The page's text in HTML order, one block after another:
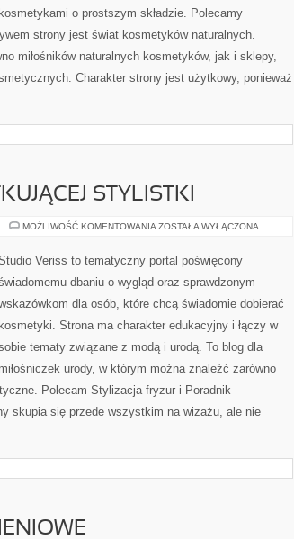
kosmetykami o prostszym składzie. Polecamy
strony jest świat kosmetyków naturalnych.
miłośników naturalnych kosmetyków, jak i sklepy,
Charakter strony jest użytkowy, ponieważ
STYLISTKI
MOŻLIWOŚĆ KOMENTOWANIA PORADNIK
ZOSTAŁA WYŁĄCZONA
Veriss to tematyczny portal poświęcony
dbaniu o wygląd oraz sprawdzonym
dla osób, które chcą świadomie dobierać
kosmetyki. Strona ma charakter edukacyjny i łączy w
tematy związane z modą i urodą. To blog dla
miłośniczek urody, w którym można znaleźć zarówno
Polecam Stylizacja fryzur i Poradnik
skupia się przede wszystkim na wizażu, ale nie